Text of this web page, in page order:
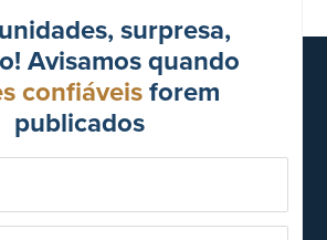
surpresa,
Avisamos quando
confiáveis forem
publicados